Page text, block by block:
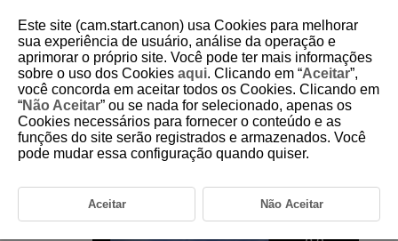
D185-214
Afinar Tonalidade da Cor do Visor
Selecione [ :Ajus. fino tom/cor do visor
Faça o ajuste.
Este site (cam.start.canon) usa Cookies para melhorar
sua experiência de usuário, análise da operação e
aprimorar o próprio site. Você pode ter mais informações
sobre o uso dos Cookies aqui. Clicando em “Aceitar”,
você concorda em aceitar todos os Cookies. Clicando em
“Não Aceitar” ou se nada for selecionado, apenas os
Cookies necessários para fornecer o conteúdo e as
funções do site serão registrados e armazenados. Você
pode mudar essa configuração quando quiser.
Aceitar Não Aceitar